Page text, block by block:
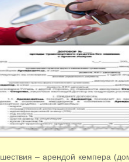
– арендой кемпера